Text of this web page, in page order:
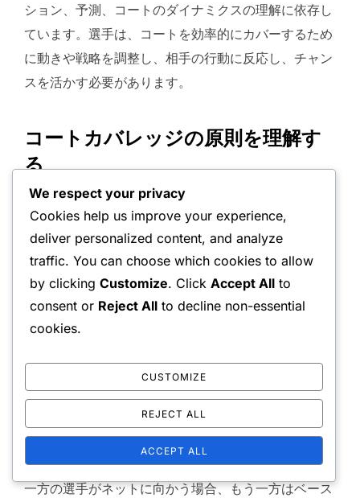
ション、予測、コートのダイナミクスの理解に依存し
ています。選手は、コートを効率的にカバーするため
に動きや戦略を調整し、相手の行動に反応し、チャン
スを活かす必要があります。
コートカバレッジの原則を理解す
る
ダブルスにおけるコートカバレッジをマスターするた
めには、選手はコートの基本的なゾーンを把握する必
要があります。各選手は通常、特定のエリアを占有
し、ネットとベースラインの両方を最適にカバーしま
す。主要なゾーンには、サービスボックス、ネットエ
リア、バックコートが含まれ、それぞれ異なるポジシ
どのゾーンをカバーするかを決定するには、効果的な
コミュニケーションが不可欠です。選手は自分の意図
を声に出して伝え、パートナーのポジショニングを意
識して重複や隙間を避ける必要があります。例えば、
一方の選手がネットに向かう場合、もう一方はベース
We respect your privacy
Cookies help us improve your experience,
deliver personalized content, and analyze
traffic. You can choose which cookies to allow
by clicking Customize. Click Accept All to
consent or Reject All to decline non-essential
cookies.
CUSTOMIZE
REJECT ALL
ACCEPT ALL